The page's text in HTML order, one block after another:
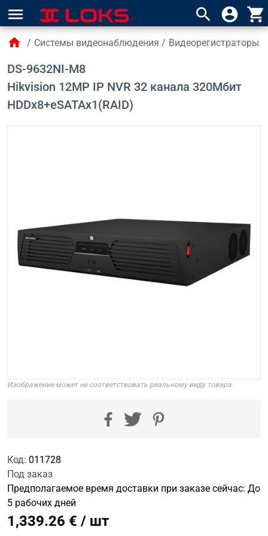
menu search account_circle shopping_cart
home / Системы видеонаблюдения / Видеорегистраторы
DS-9632NI-M8
Hikvision 12MP IP NVR 32 канала 320Мбит
HDDx8+eSATAx1(RAID)
Изображение может не соответствовать реальному виду товара
Код: 011728
Под заказ
Предполагаемое время доставки при заказе сейчас: До
5 рабочих дней
1,339.26 € / шт